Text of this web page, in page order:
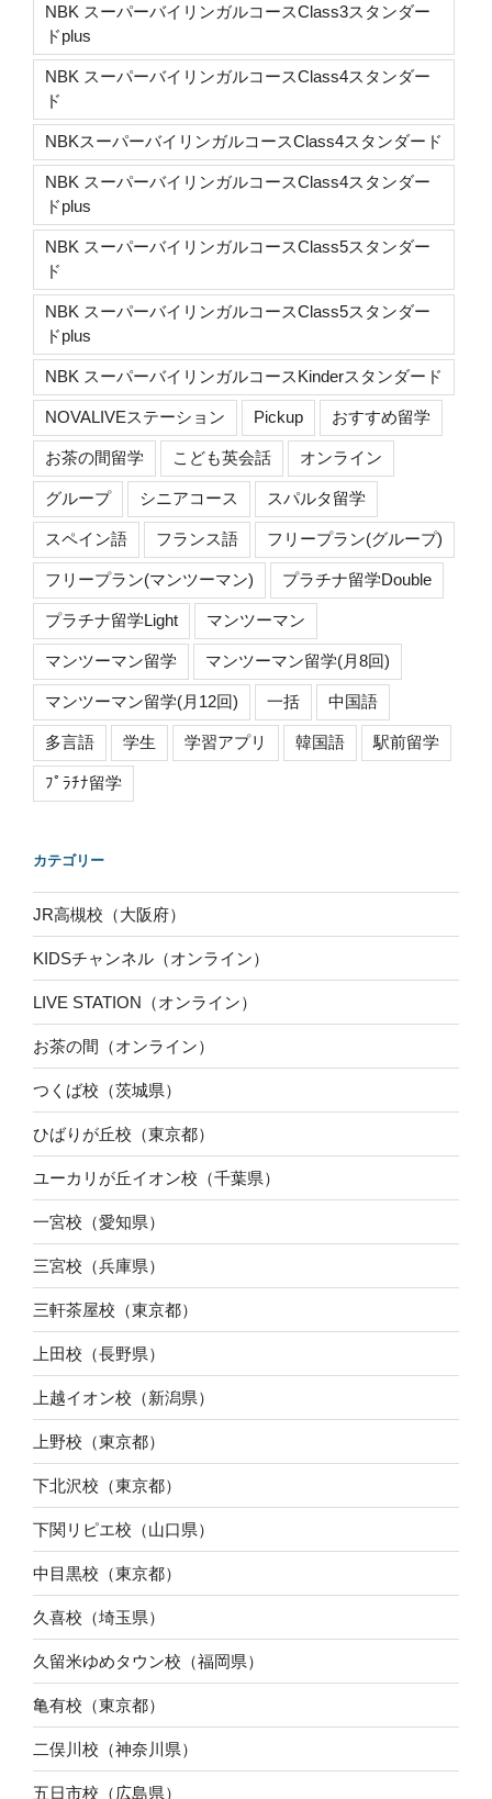
NBK スーパーバイリンガルコースClass3スタンダー
ドplus
NBK スーパーバイリンガルコースClass4スタンダー
ド
NBKスーパーバイリンガルコースClass4スタンダード
NBK スーパーバイリンガルコースClass4スタンダー
ドplus
NBK スーパーバイリンガルコースClass5スタンダー
ド
NBK スーパーバイリンガルコースClass5スタンダー
ドplus
NBK スーパーバイリンガルコースKinderスタンダード
NOVALIVEステーション Pickup おすすめ留学
お茶の間留学 こども英会話 オンライン
グループ シニアコース スパルタ留学
スペイン語 フランス語 フリープラン(グループ)
フリープラン(マンツーマン) プラチナ留学Double
プラチナ留学Light マンツーマン
マンツーマン留学 マンツーマン留学(月8回)
マンツーマン留学(月12回) 一括 中国語
多言語 学生 学習アプリ 韓国語 駅前留学
ﾌﾟﾗﾁﾅ留学
カテゴリー
JR高槻校（大阪府）
KIDSチャンネル（オンライン）
LIVE STATION（オンライン）
お茶の間（オンライン）
つくば校（茨城県）
ひばりが丘校（東京都）
ユーカリが丘イオン校（千葉県）
一宮校（愛知県）
三宮校（兵庫県）
三軒茶屋校（東京都）
上田校（長野県）
上越イオン校（新潟県）
上野校（東京都）
下北沢校（東京都）
下関リピエ校（山口県）
中目黒校（東京都）
久喜校（埼玉県）
久留米ゆめタウン校（福岡県）
亀有校（東京都）
二俣川校（神奈川県）
五日市校（広島県）